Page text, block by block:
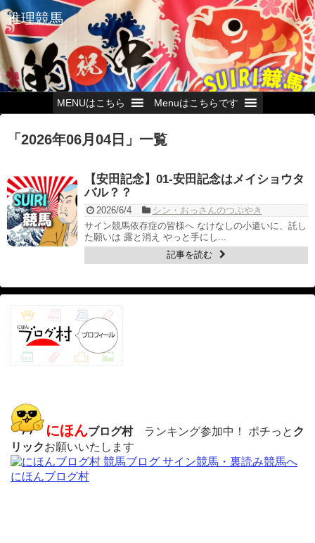
推理競馬
MENUはこちら Menuはこちらです
「 2026年06月04日 」 一覧
【安田記念】01-安田記念はメイショウタ
バル？？
2026/6/4
シン・おっさんのつぶやき
サイン競馬依存症の皆様へ なけなしの小遣いに、託し
た願いは 露と消え やっと手にし...
記事を読む
にほんブログ村ランキング参加中！ ポチっと ク
リックお願いいたします
にほんブログ村